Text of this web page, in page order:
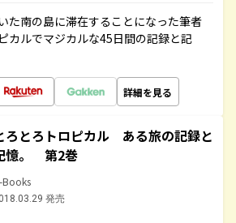
た南の島に滞在することになった筆者
カルでマジカルな45日間の記録と記
詳細を見る
ろとろトロピカル ある旅の記録と
憶。 第2巻
Books
発売